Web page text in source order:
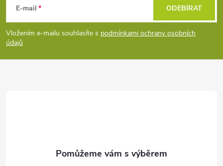
p
a
E-mail
Vložením e-mailu souhlasíte s podmínkami ochrany osobních
údajů
ODEBÍRAT